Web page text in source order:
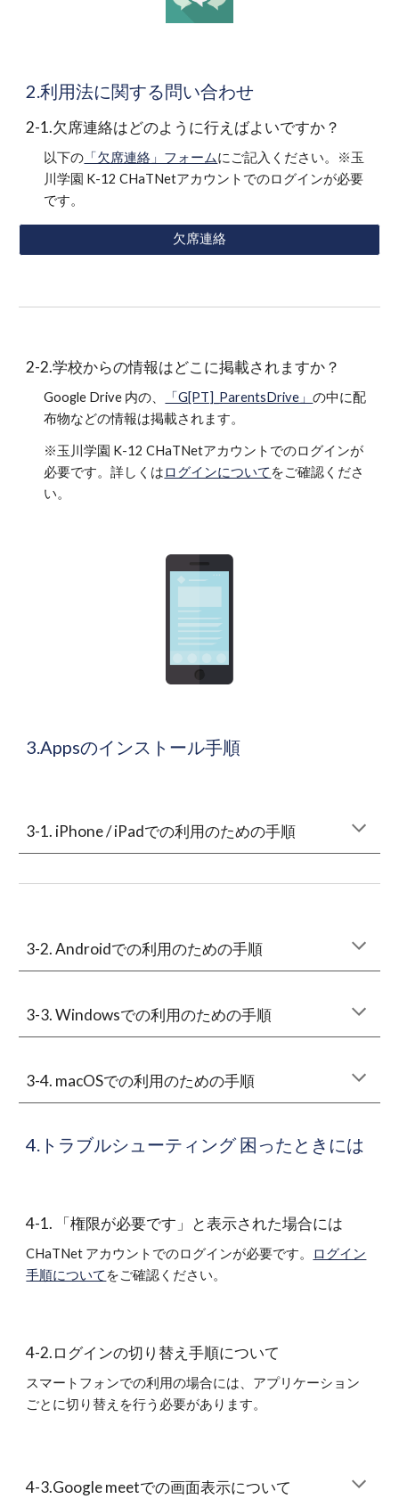
2.利用法に関する問い合わせ
2-1.欠席連絡はどのように行えばよいですか？
以下の 「欠席連絡」フォームにご記入ください。※玉
川学園 K-12 CHaTNetアカウントでのログインが必要
です。
欠席連絡
2-2.学校からの情報はどこに掲載されますか？
Google Drive 内の、 「G[PT]_ParentsDrive」の中に配
布物などの情報は掲載されます。
※玉川学園 K-12 CHaTNetアカウントでのログインが
必要です。詳しくはログインについて をご確認くださ
い。
3.Appsのインストール手順
3-1. iPhone / iPadでの利用のための手順
3-2. Androidでの利用のための手順
3-3. Windowsでの利用のための手順
3-4. macOSでの利用のための手順
4.トラブルシューティング 困ったときには
4-1. 「権限が必要です」と表示された場合には
CHaTNet アカウントでのログインが必要です。 ログイン
手順について をご確認ください。
4-2.ログインの切り替え手順について
スマートフォンでの利用の場合には、アプリケーション
ごとに切り替えを行う必要があります。
4-3.Google meetでの画面表示について